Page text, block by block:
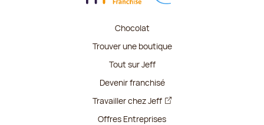
Chocolat
Trouver une boutique
Tout sur Jeff
Devenir franchisé
Travailler chez Jeff
Offres Entreprises